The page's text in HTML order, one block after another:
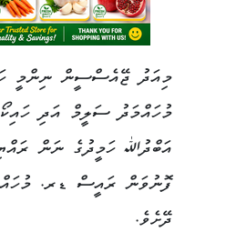
މިއަދު ޖޭއެސްސީން ނިންމީ
މުހައްމަދު ސަލީމް އަދި
އަބްދުﷲ ހަމީދުގެ ނަން
ފޮނުވަން ރައީސް ޑރ.
ދޭށެވެ.